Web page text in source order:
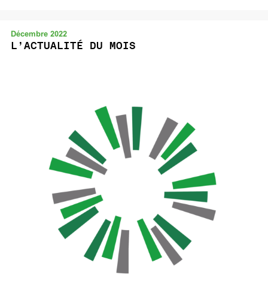
Décembre 2022
L’ACTUALITÉ DU MOIS